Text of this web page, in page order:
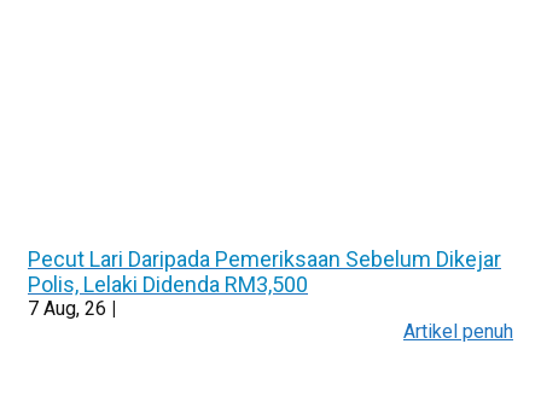
Pecut Lari Daripada Pemeriksaan Sebelum Dikejar
Polis, Lelaki Didenda RM3,500
7 Aug, 26 |
Artikel penuh